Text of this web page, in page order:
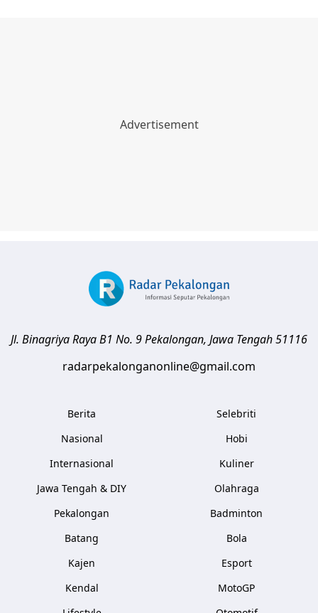
Jl. Binagriya Raya B1 No. 9Pekalongan, Jawa Tengah51116
radarpekalonganonline@gmail.com
Berita
Nasional
Internasional
Jawa Tengah & DIY
Pekalongan
Batang
Kajen
Kendal
Selebriti
Hobi
Kuliner
Olahraga
Badminton
Bola
Esport
MotoGP